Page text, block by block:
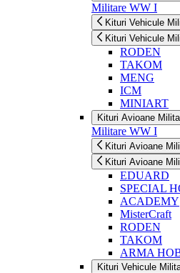
Militare WW I
Kituri Vehicule
Kituri Vehicule
RODEN
TAKOM
MENG
ICM
MINIART
Kituri Avioane
Militare WW I
Kituri Avioane
Kituri Avioane
EDUARD
SPECIAL
ACADEMY
MisterCraft
RODEN
TAKOM
ARMA
Kituri Vehicule